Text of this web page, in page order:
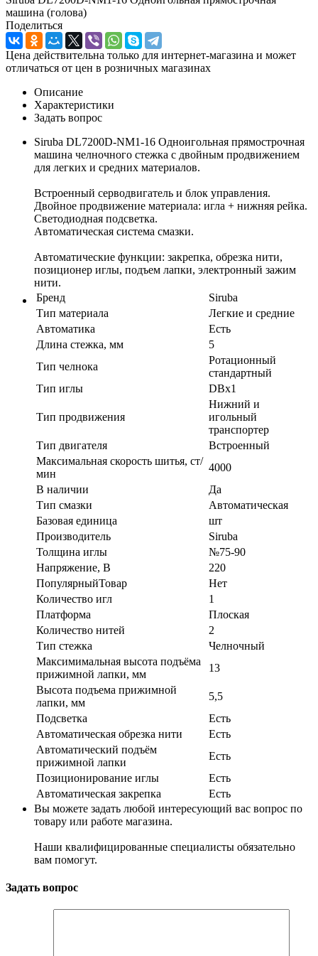
машина (голова)
Поделиться
Цена действительна только для интернет-магазина и может
отличаться от цен в розничных магазинах
Описание
Характеристики
Задать вопрос
Siruba DL7200D-NM1-16 Одноигольная прямострочная
машина челночного стежка с двойным продвижением
для легких и средних материалов.
Встроенный серводвигатель и блок управления.
Двойное продвижение материала: игла + нижняя рейка.
Светодиодная подсветка.
Автоматическая система смазки.
Автоматические функции: закрепка, обрезка нити,
позиционер иглы, подъем лапки, электронный зажим
нити.
Бренд
Siruba
Тип материала
Легкие и средние
Автоматика
Есть
Длина стежка, мм
5
Тип челнока
Ротационный
стандартный
Тип иглы
DBx1
Тип продвижения
Нижний и
игольный
транспортер
Тип двигателя
Встроенный
Максимальная скорость шитья, ст/
мин
4000
В наличии
Да
Тип смазки
Автоматическая
Базовая единица
шт
Производитель
Siruba
Толщина иглы
№75-90
Напряжение, В
220
ПопулярныйТовар
Нет
Количество игл
1
Платформа
Плоская
Количество нитей
2
Тип стежка
Челночный
Максимимальная высота подъёма
прижимной лапки, мм
13
Высота подъема прижимной
лапки, мм
5,5
Подсветка
Есть
Автоматическая обрезка нити
Есть
Автоматический подъём
прижимной лапки
Есть
Позиционирование иглы
Есть
Автоматическая закрепка
Есть
Вы можете задать любой интересующий вас вопрос по
товару или работе магазина.
Наши квалифицированные специалисты обязательно
вам помогут.
Задать вопрос